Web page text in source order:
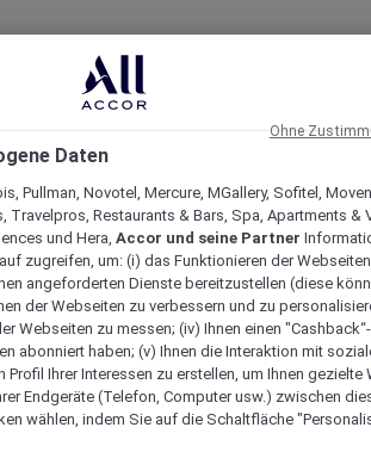
Daten
Pullman, Novotel, Mercure, MGallery, Sofitel,
Travelpros, Restaurants & Bars, Spa, Apartments &
und Hera, Accor und seine Partner
zugreifen, um: (i) das Funktionieren der
angeforderten Dienste bereitzustellen (diese
der Webseiten zu verbessern und zu
Webseiten zu messen; (iv) Ihnen einen
abonniert haben; (v) Ihnen die Interaktion mit
Ihrer Interessen zu erstellen, um Ihnen gezielte
Endgeräte (Telefon, Computer usw.) zwischen
wählen, indem Sie auf die Schaltfläche
Ohne